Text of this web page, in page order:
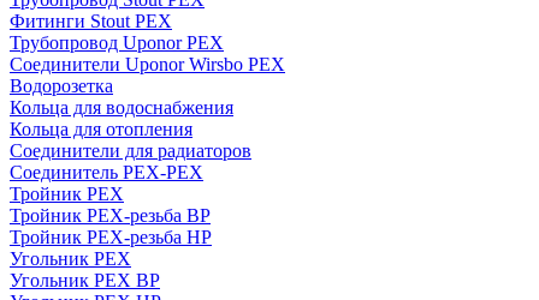
Фитинги Stout PEX
Трубопровод Uponor PEX
Соединители Uponor Wirsbo PEX
Водорозетка
Кольца для водоснабжения
Кольца для отопления
Соединители для радиаторов
Соединитель PEX-PEX
Тройник PEX
Тройник PEX-резьба ВР
Тройник PEX-резьба НР
Угольник PEX
Угольник PEX ВР